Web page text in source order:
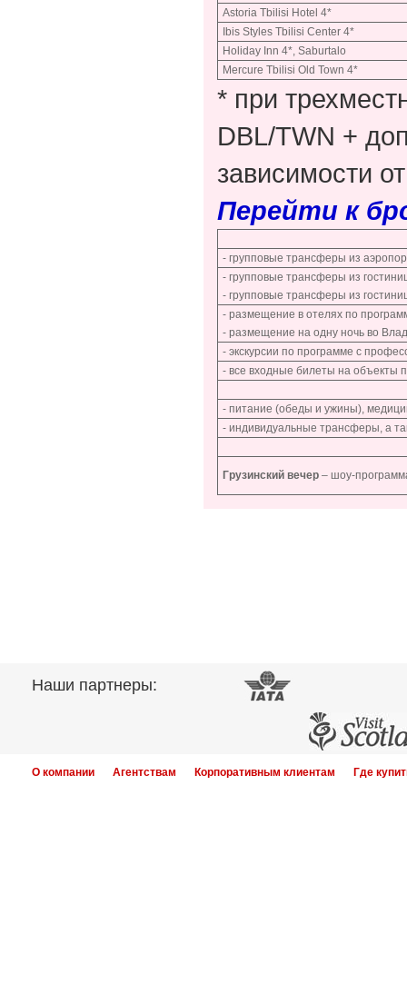
Astoria Tbilisi Hotel 4*
Ibis Styles Tbilisi Center 4*
Holiday Inn 4*, Saburtalo
Mercure Tbilisi Old Town 4*
* при
DBL/TWN +
зависимости
Перейти к
- групповые трансферы из
- групповые трансферы из
- групповые трансферы из
- размещение в отелях по
- размещение на одну ночь во
- экскурсии по программе с
- все входные билеты на объекты
- питание (обеды и ужины),
- индивидуальные трансферы, а
Грузинский вечер – шоу-
Наши партнеры:
О компании Агентствам Корпоративным клиентам Где